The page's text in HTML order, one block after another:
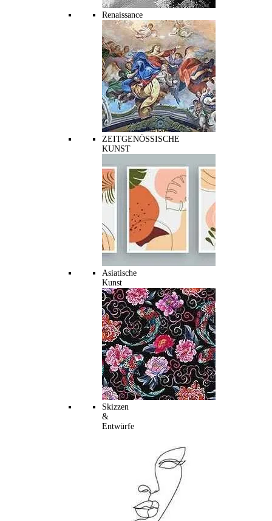
Renaissance
ZEITGENÖSSISCHE
KUNST
Asiatische
Kunst
Skizzen
&
Entwürfe